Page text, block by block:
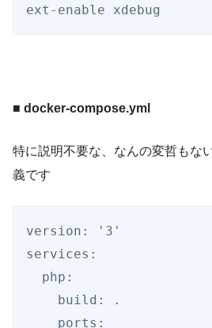
ext-enable xdebug
■ docker-compose.yml
特に説明不要な、なんの変哲もな
義です
version: '3'
services:
php:
build: .
ports: